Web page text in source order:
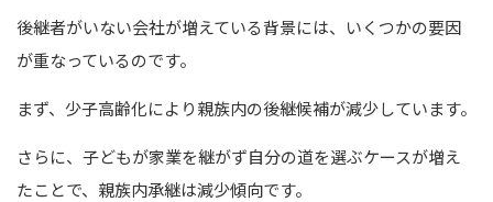
後継者がいない会社が増えている背景には、いくつかの要因
が重なっているのです。
まず、少子高齢化により親族内の後継候補が減少しています。
さらに、子どもが家業を継がず自分の道を選ぶケースが増え
たことで、親族内承継は減少傾向です。